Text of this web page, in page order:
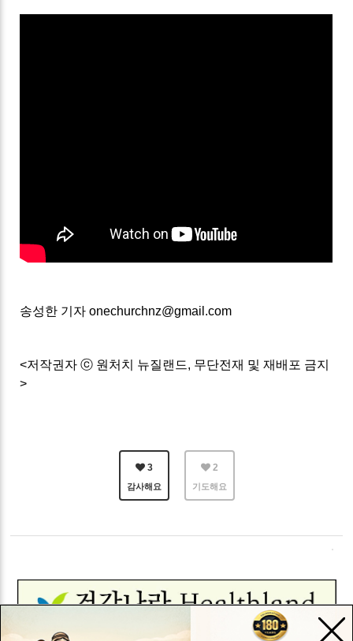
송성한 기자 onechurchnz@gmail.com
<저작권자 ⓒ 원처치 뉴질랜드, 무단전재 및 재배포 금지
>
3
감사해요
2
기도해요